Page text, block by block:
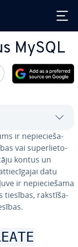
MySQL
on Twitter
Share on
ir ne­pie­cie­ša­
vai su­perlie­to­
kontus un
datu
ir ne­pie­cie­ša­ma
tiesības, rak­stī­ša­